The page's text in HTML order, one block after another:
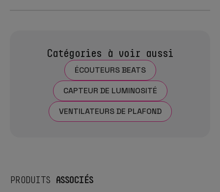
Catégories à voir aussi
ÉCOUTEURS BEATS
CAPTEUR DE LUMINOSITÉ
VENTILATEURS DE PLAFOND
PRODUITS ASSOCIÉS